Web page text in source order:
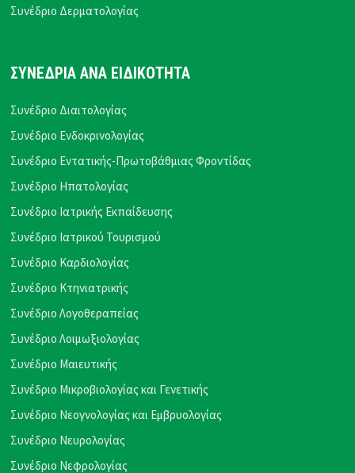
Συνέδριο Δερματολογίας
ΣΥΝΕΔΡΙΑ ΑΝΑ ΕΙΔΙΚΟΤΗΤΑ
Συνέδριο Διαιτολογίας
Συνέδριο Ενδοκρινολογίας
Συνέδριο Εντατικής-Πρωτοβάθμιας Φροντίδας
Συνέδριο Ηπατολογίας
Συνέδριο Ιατρικής Εκπαίδευσης
Συνέδριο Ιατρικού Τουρισμού
Συνέδριο Καρδιολογίας
Συνέδριο Κτηνιατρικής
Συνέδριο Λογοθεραπείας
Συνέδριο Λοιμωξιολογίας
Συνέδριο Μαιευτικής
Συνέδριο Μικροβιολογίας και Γενετικής
Συνέδριο Νεογνολογίας και Εμβρυολογίας
Συνέδριο Νευρολογίας
Συνέδριο Νεφρολογίας